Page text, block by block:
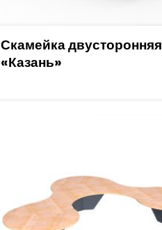
Скамейка двусторонняя
«Казань»